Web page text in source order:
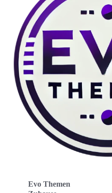
Evo Themen